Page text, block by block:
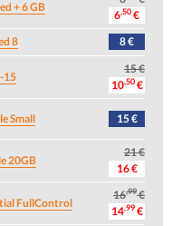
+ 6 GB
6,50€
8 8 €
15
15 €
10,50€
Small 15 €
20GB
21 €
16 €
FullControl
16,99€
14,99€